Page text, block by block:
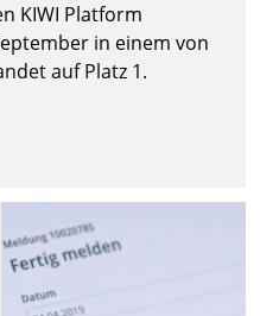
KIWI Platform
in einem von
auf Platz 1.